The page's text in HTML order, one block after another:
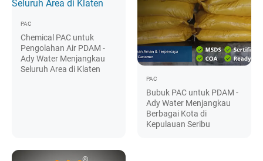
PAC
Chemical PAC untuk
Pengolahan Air PDAM -
Ady Water Menjangkau
Seluruh Area di Klaten
PAC
Bubuk PAC untuk PDAM -
Ady Water Menjangkau
Berbagai Kota di
Kepulauan Seribu